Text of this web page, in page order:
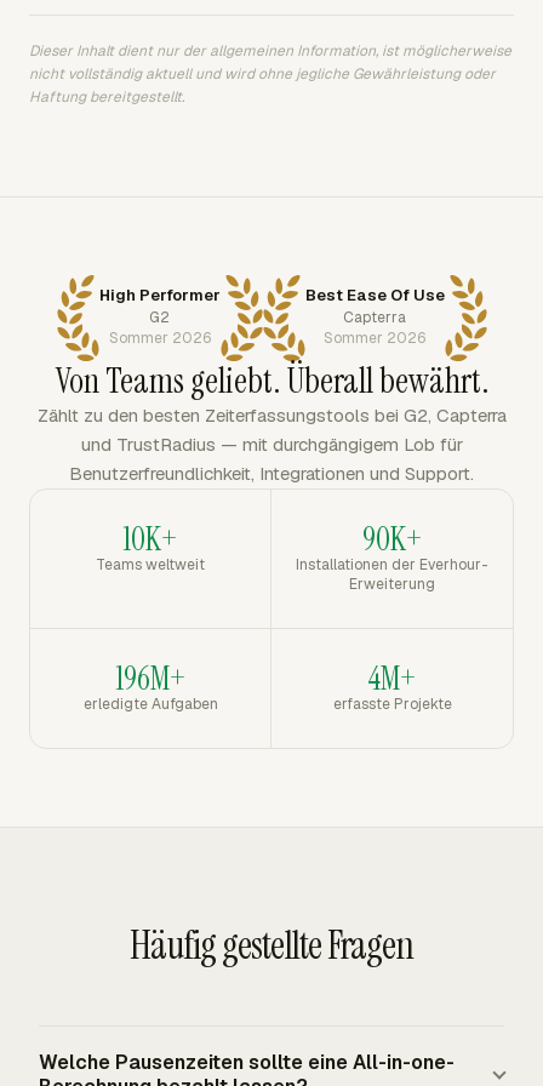
Dieser Inhalt dient nur der allgemeinen Information, ist möglicherweise
nicht vollständig aktuell und wird ohne jegliche Gewährleistung oder
Haftung bereitgestellt.
High Performer
G2
Sommer 2026
Best Ease Of Use
Capterra
Sommer 2026
Von Teams geliebt. Überall bewährt.
Zählt zu den besten Zeiterfassungstools bei G2, Capterra
und TrustRadius — mit durchgängigem Lob für
Benutzerfreundlichkeit, Integrationen und Support.
10K+
Teams weltweit
90K+
Installationen der Everhour-
Erweiterung
196M+
erledigte Aufgaben
4M+
erfasste Projekte
Häufig gestellte Fragen
Welche Pausenzeiten sollte eine All-in-one-